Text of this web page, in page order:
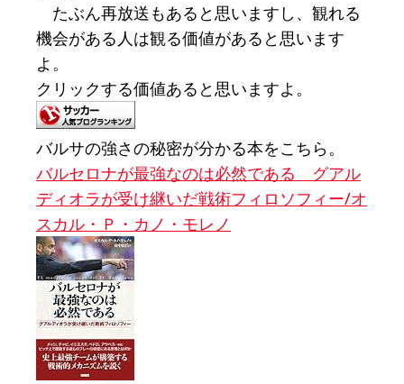
たぶん再放送もあると思いますし、観れる
機会がある人は観る価値があると思います
よ。
クリックする価値あると思いますよ。
バルサの強さの秘密が分かる本をこちら。
バルセロナが最強なのは必然である グアル
ディオラが受け継いだ戦術フィロソフィー/オ
スカル・Ｐ・カノ・モレノ